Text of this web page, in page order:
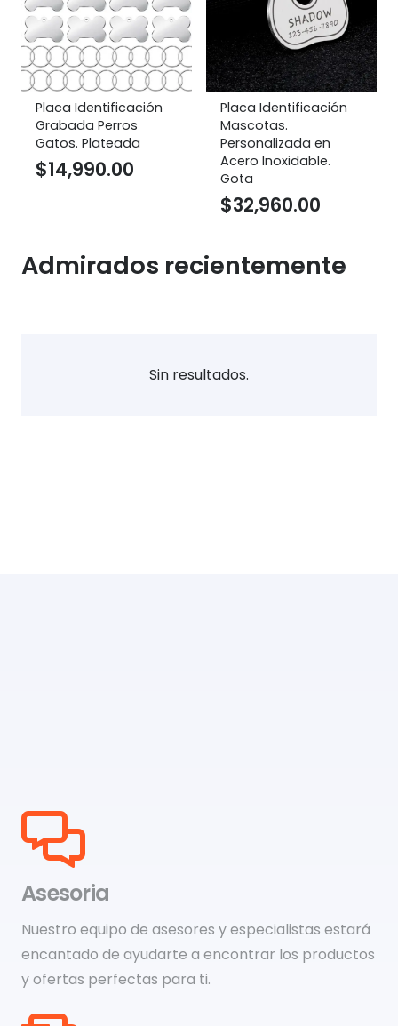
Placa Identificación
Grabada Perros
Gatos. Plateada
$14,990.00
Placa Identificación
Mascotas.
Personalizada en
Acero Inoxidable.
Gota
$32,960.00
Admirados recientemente
Sin resultados.
Asesoria
Nuestro equipo de asesores y especialistas estará
encantado de ayudarte a encontrar los productos
y ofertas perfectas para ti.